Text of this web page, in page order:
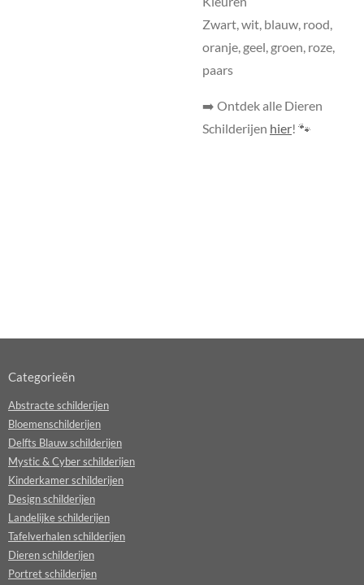
Zwart, wit, blauw, rood,
oranje, geel, groen, roze,
paars
➡️ Ontdek alle Dieren
Schilderijen hier! 🐾
Categorieën
Abstracte schilderijen
Bloemenschilderijen
Delfts Blauw schilderijen
Mystic & Cyber schilderijen
Kinderkamer schilderijen
Design schilderijen
Landelijke schilderijen
Tafelverhalen schilderijen
Dieren schilderijen
Portret schilderijen